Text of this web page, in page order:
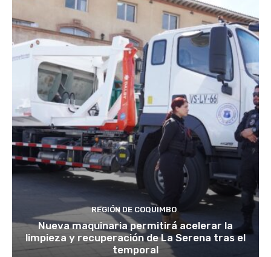
REGIÓN DE COQUIMBO
Nueva maquinaria permitirá acelerar la
limpieza y recuperación de La Serena tras el
temporal